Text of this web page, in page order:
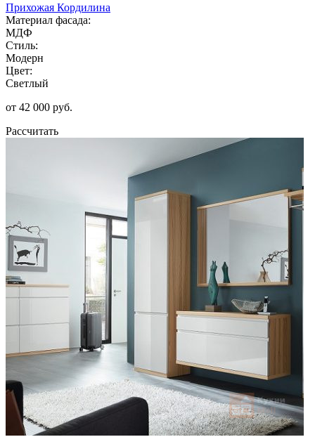
Прихожая Кордилина
Материал фасада:
МДФ
Стиль:
Модерн
Цвет:
Светлый
от 42 000 руб.
Рассчитать